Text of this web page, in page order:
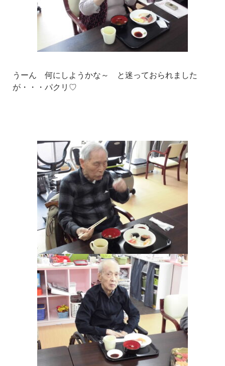
うーん 何にしようかな～ と迷っておられました
が・・・パクリ♡